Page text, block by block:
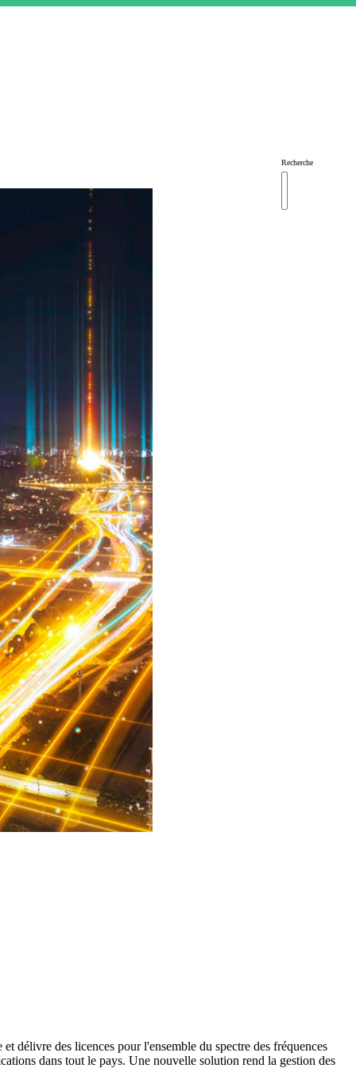
Recherche
délivre des licences pour l'ensemble du spectre des fréquences
dans tout le pays. Une nouvelle solution rend la gestion des